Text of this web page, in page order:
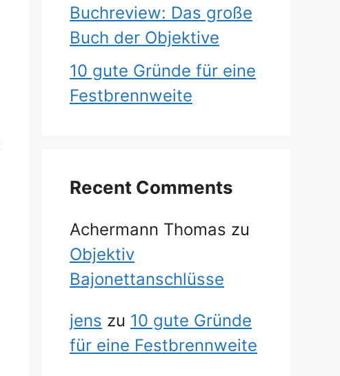
Buchreview: Das große
Buch der Objektive
10 gute Gründe für eine
Festbrennweite
Recent Comments
Achermann Thomas zu
Objektiv
Bajonettanschlüsse
jens zu 10 gute Gründe
für eine Festbrennweite